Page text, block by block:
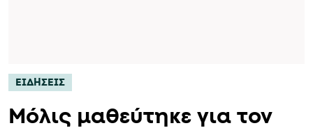
ΕΙΔΗΣΕΙΣ
Μόλις μαθεύτηκε για τον